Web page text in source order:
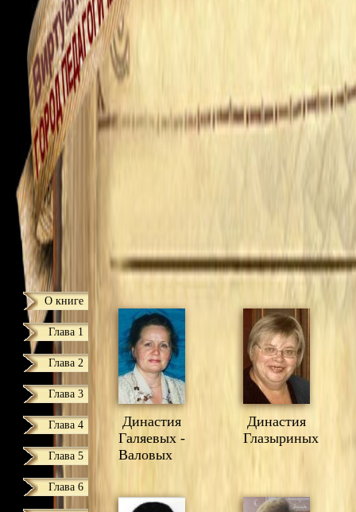
О книге
Глава 1
Глава 2
Глава 3
Глава 4
Глава 5
Глава 6
Династия
Галяевых -
Валовых
Династия
Глазыриных